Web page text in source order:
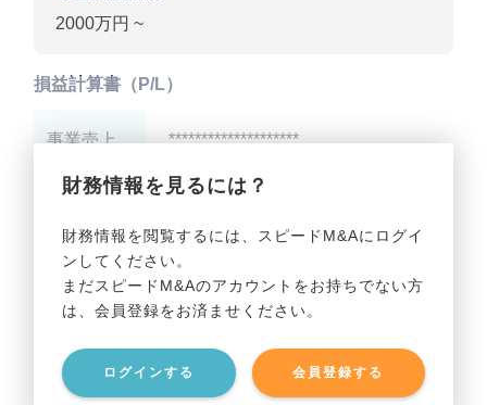
2000万円 ~
財務情報を見るには？
財務情報を閲覧するには、スピードM&Aにログイ
ンしてください。
まだスピードM&Aのアカウントをお持ちでない方
は、会員登録をお済ませください。
ログインする 会員登録する
損益計算書（P/L）
事業売上 ********************
事業利益 ********************
貸借対照表（B/S）
事業資産 ********************
事業負債 ********************